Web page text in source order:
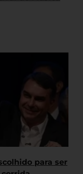
para ser